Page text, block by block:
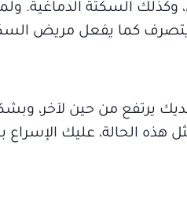
وكذلك السكتة
كما يفعل مريض
يرتفع من حين لآخر،
الحالة، عليك الإسراع